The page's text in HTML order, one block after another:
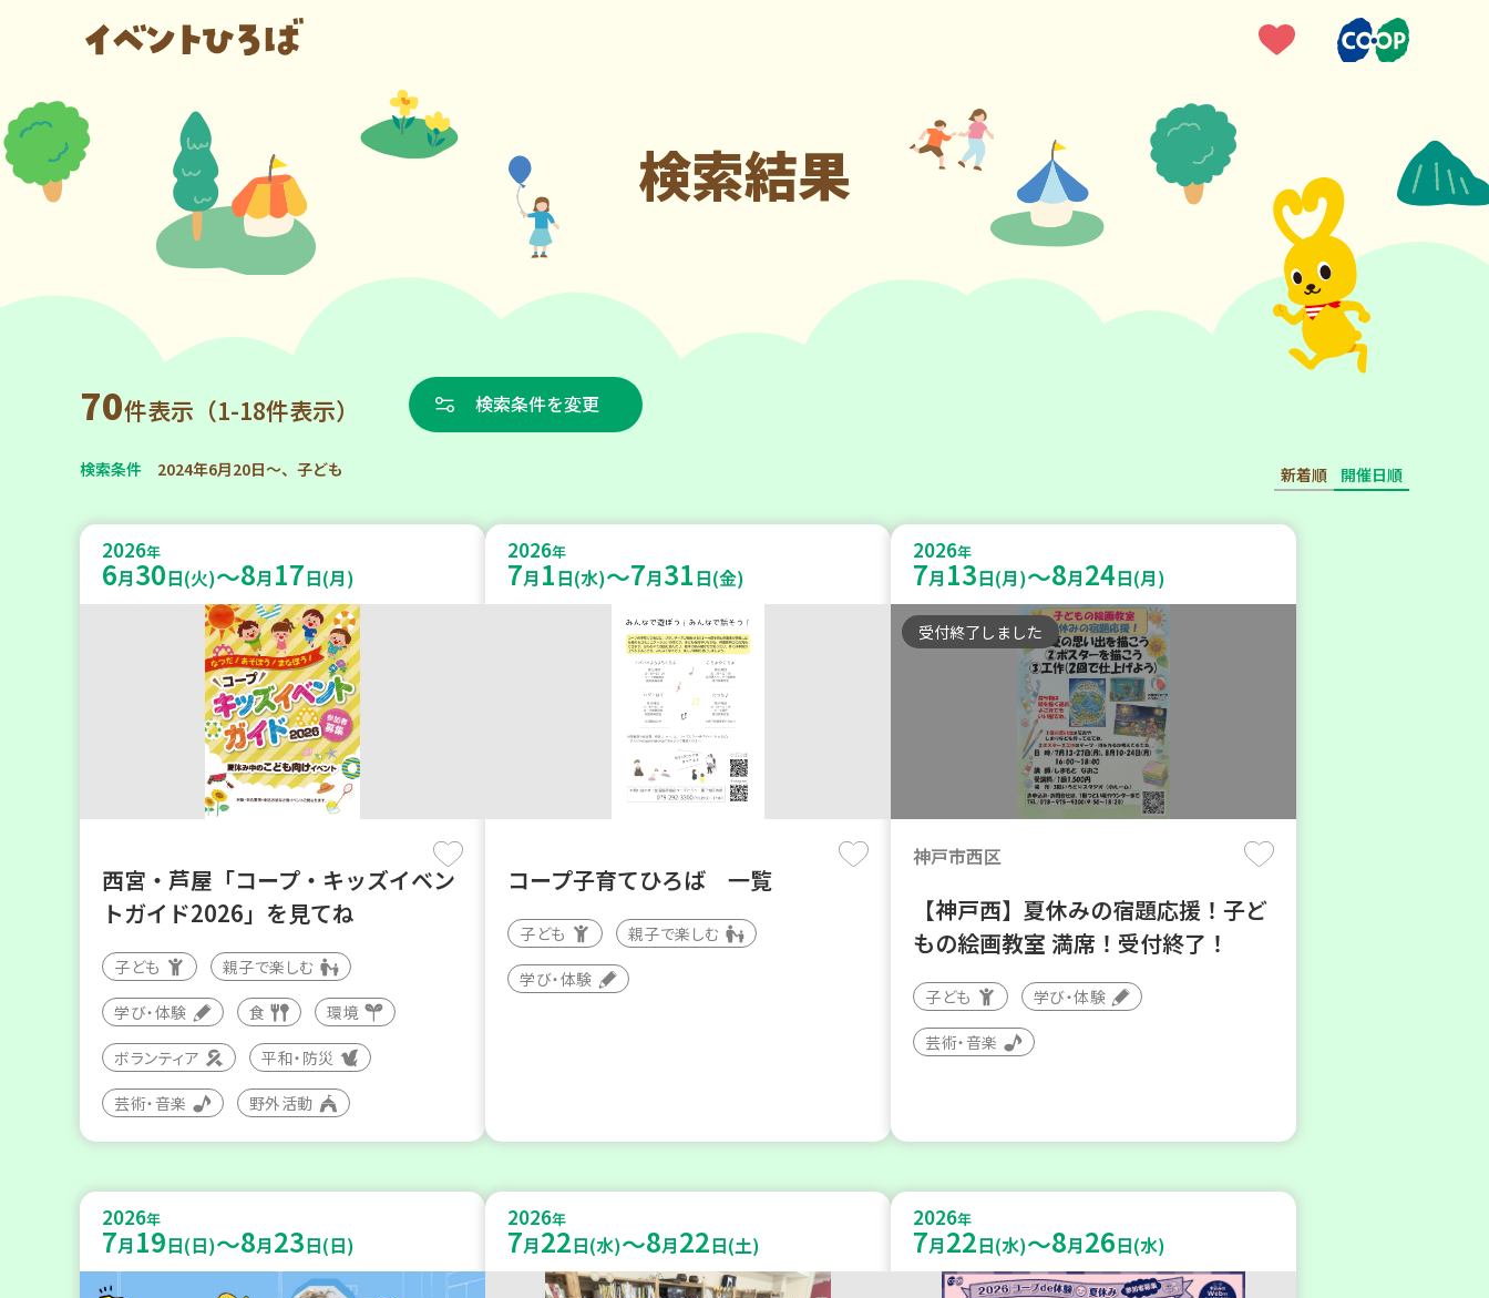
検索結果
70件表示（1-18件表示） 検索条件を変更
検索条件 2024年6月20日～、子ども 新着順 開催日順
2026年
6月30日(火)～8月 17日(月)
西宮・芦屋「コープ・キッズイベン
トガイド2026」を見てね
子ども 親子で楽しむ
学び・体験 食 環境
ボランティア 平和・防災
芸術・音楽 野外活動
2026年
7月 1日(水)～7月31日(金)
コープ子育てひろば 一覧
子ども 親子で楽しむ
学び・体験
2026年
7月 13日(月)～8月24日(月)
受付終了しました
神戸市西区
【神戸西】夏休みの宿題応援！子ど
もの絵画教室 満席！受付終了！
子ども 学び・体験
芸術・音楽
2026年
7月 19日(日)～8月23日(日)
2026年
7月22日(水)～8月22日(土)
2026年
7月22日(水)～8月26日(水)